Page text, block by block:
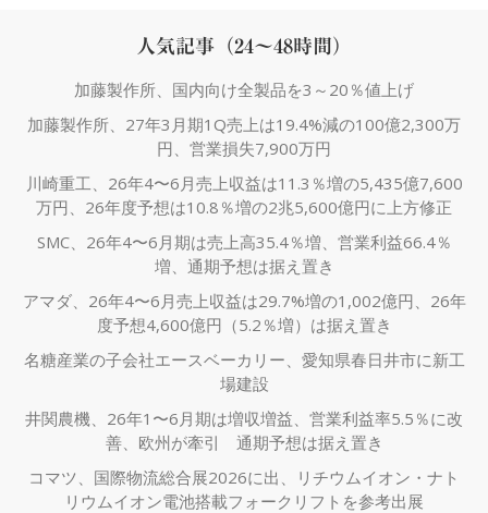
人気記事（24～48時間）
加藤製作所、国内向け全製品を3～20％値上げ
加藤製作所、27年3月期1Q売上は19.4%減の100億2,300万
円、営業損失7,900万円
川崎重工、26年4〜6月売上収益は11.3％増の5,435億7,600
万円、26年度予想は10.8％増の2兆5,600億円に上方修正
SMC、26年4〜6月期は売上高35.4％増、営業利益66.4％
増、通期予想は据え置き
アマダ、26年4〜6月売上収益は29.7%増の1,002億円、26年
度予想4,600億円（5.2％増）は据え置き
名糖産業の子会社エースベーカリー、愛知県春日井市に新工
場建設
井関農機、26年1〜6月期は増収増益、営業利益率5.5％に改
善、欧州が牽引 通期予想は据え置き
コマツ、国際物流総合展2026に出、リチウムイオン・ナト
リウムイオン電池搭載フォークリフトを参考出展